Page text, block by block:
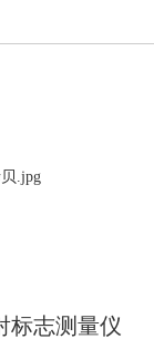
标志测量仪